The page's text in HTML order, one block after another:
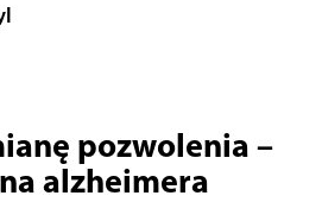
pozwolenia –
alzheimera